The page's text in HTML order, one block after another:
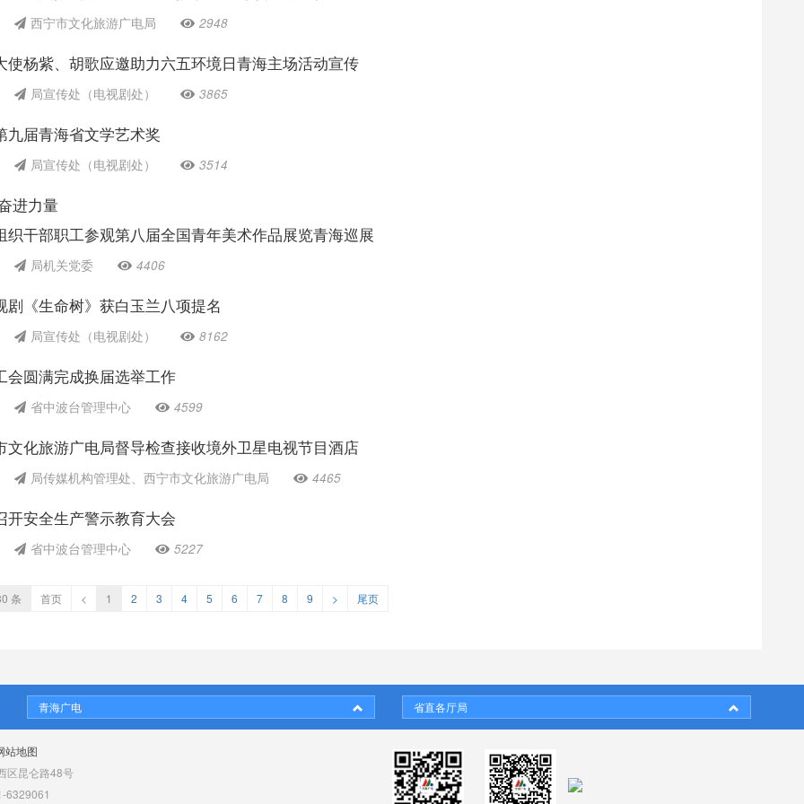
西宁市文化旅游广电局 2948
使杨紫、胡歌应邀助力六五环境日青海主场活动宣传
局宣传处（电视剧处） 3865
九届青海省文学艺术奖
局宣传处（电视剧处） 3514
进力量
干部职工参观第八届全国青年美术作品展览青海巡展
局机关党委 4406
剧《生命树》获白玉兰八项提名
局宣传处（电视剧处） 8162
会圆满完成换届选举工作
省中波台管理中心 4599
文化旅游广电局督导检查接收境外卫星电视节目酒店
局传媒机构管理处、西宁市文化旅游广电局 4465
开安全生产警示教育大会
省中波台管理中心 5227
条 首页 < 1 2 3 4 5 6 7 8 9 > 尾页
青海广电 省直各厅局
站地图
区昆仑路48号